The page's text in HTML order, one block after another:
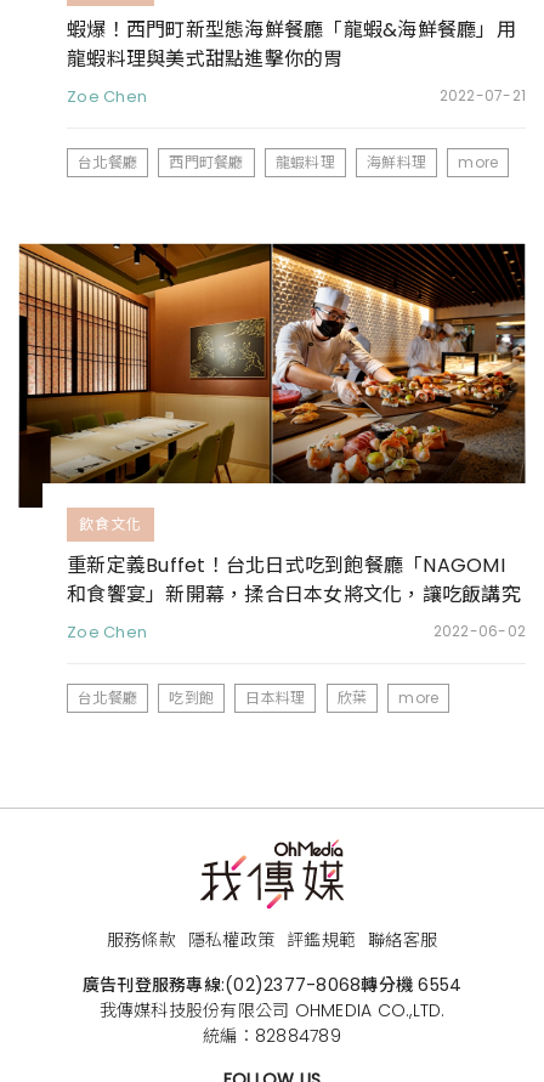
蝦爆！西門町新型態海鮮餐廳「龍蝦&海鮮餐廳」用
龍蝦料理與美式甜點進擊你的胃
Zoe Chen 2022-07-21
台北餐廳 西門町餐廳 龍蝦料理 海鮮料理 more
飲食文化
重新定義Buffet！台北日式吃到飽餐廳「NAGOMI
和食饗宴」新開幕，揉合日本女將文化，讓吃飯講究
不將就
Zoe Chen 2022-06-02
台北餐廳 吃到飽 日本料理 欣葉 more
服務條款 隱私權政策 評鑑規範 聯絡客服
廣告刊登服務專線:(02)2377-8068轉分機 6554
我傳媒科技股份有限公司 OHMEDIA CO.,LTD.
統編：82884789